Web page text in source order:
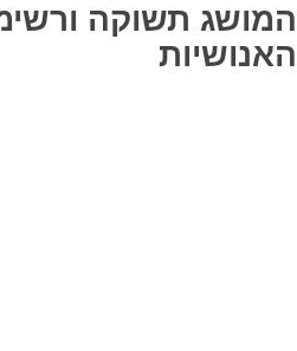
המושג תשוקה
האנושיות